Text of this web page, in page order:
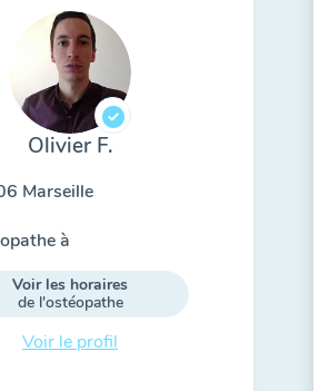
Olivier F.
Marseille
à
Voir les horaires
de l'ostéopathe
Voir le profil